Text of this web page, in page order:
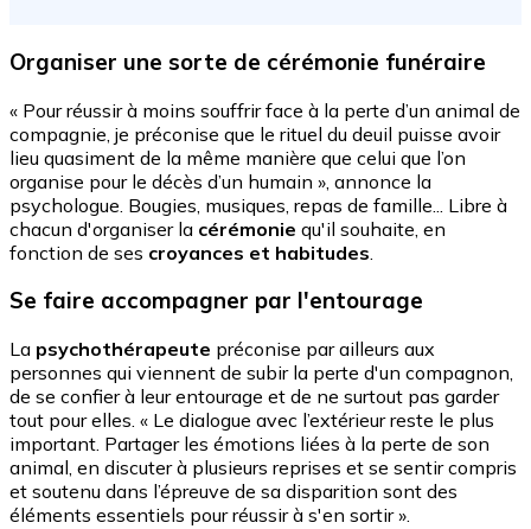
Organiser une sorte de cérémonie funéraire
« Pour réussir à moins souffrir face à la perte d’un animal de
compagnie, je préconise que le rituel du deuil puisse avoir
lieu quasiment de la même manière que celui que l’on
organise pour le décès d’un humain », annonce la
psychologue. Bougies, musiques, repas de famille... Libre à
chacun d'organiser la cérémonie qu'il souhaite, en
fonction de ses croyances et habitudes
Se faire accompagner par l'entourage
La psychothérapeute préconise par ailleurs aux
personnes qui viennent de subir la perte d'un compagnon,
de se confier à leur entourage et de ne surtout pas garder
tout pour elles. « Le dialogue avec l’extérieur reste le plus
important. Partager les émotions liées à la perte de son
animal, en discuter à plusieurs reprises et se sentir compris
et soutenu dans l’épreuve de sa disparition sont des
éléments essentiels pour réussir à s'en sortir ».